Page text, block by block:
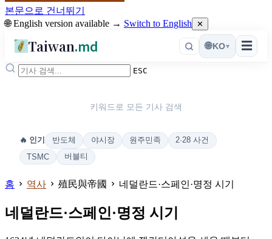
본문으로 건너뛰기
🌐 English version available → Switch to English ✕
Taiwan.md ☰
🌐KO▾
ESC
키워드로 모든 기사 검색
🔥 인기 반도체 야시장 원주민족
2·28 사건
TSMC
버블티
홈 역사 殖民與帝國 네덜란드·스페인·명정 시기
네덜란드·스페인·명정 시기